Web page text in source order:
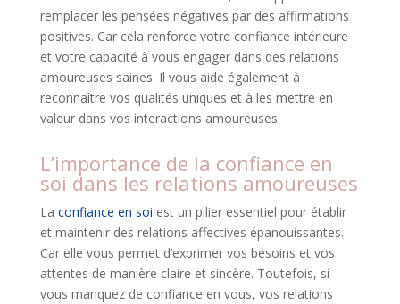
remplacer les pensées négatives par des affirmations
positives. Car cela renforce votre confiance intérieure
et votre capacité à vous engager dans des relations
amoureuses saines. Il vous aide également à
reconnaître vos qualités uniques et à les mettre en
valeur dans vos interactions amoureuses.
L’importance de la confiance en
soi dans les relations amoureuses
La confiance en soi est un pilier essentiel pour établir
et maintenir des relations affectives épanouissantes.
Car elle vous permet d’exprimer vos besoins et vos
attentes de manière claire et sincère. Toutefois, si
vous manquez de confiance en vous, vos relations